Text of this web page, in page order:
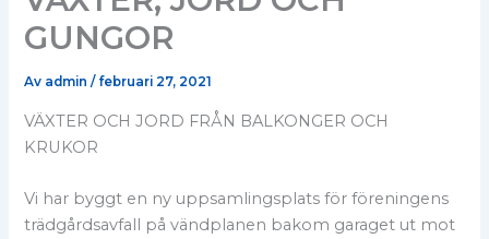
GUNGOR
Av admin/ februari 27, 2021
VÄXTER OCH JORD FRÅN BALKONGER OCH
KRUKOR
Vi har byggt en ny uppsamlingsplats för föreningens
trädgårdsavfall på vändplanen bakom garaget ut mot